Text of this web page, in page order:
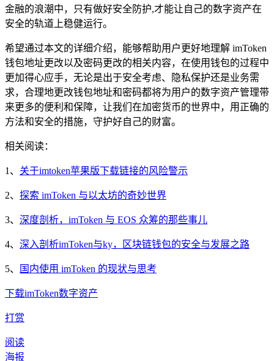
金融的浪潮中，只有做好安全防护,才能让自己的数字资产在
安全的轨道上稳健运行。
希望通过本文的详细介绍，能够帮助用户更好地理解 imToken
钱包地址更改以及密码更改的相关内容，在使用钱包的过程中
更加得心应手，无论是出于安全考虑、隐私保护还是业务需
求，合理地更改钱包地址和密码都将为用户的数字资产管理带
来更多的便利和保障，让我们在加密货币的世界中，用正确的
方法和安全的措施，守护好自己的财富。
相关阅读：
1、 关于imtoken苹果版下载链接的风险警示
2、 探索 imToken 与以太坊的奇妙世界
3、 深度剖析，imToken 与 EOS 众筹的那些事儿
4、 深入剖析imToken与ky，区块链钱包的安全与发展之路
5、 国内使用 imToken 的现状与思考
下载imToken数字资产
打赏
阅读
海报